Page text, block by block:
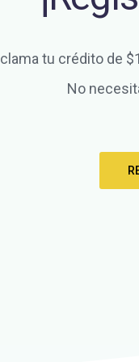
tu crédito de
No